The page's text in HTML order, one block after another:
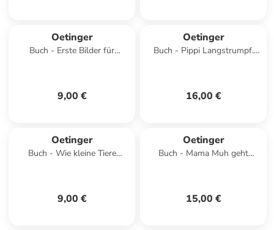
Oetinger
Buch - Erste Bilder für
9,00 €
Oetinger
Buch - Pippi Langstrumpf.
16,00 €
Oetinger
Buch - Wie kleine Tiere
9,00 €
Oetinger
Buch - Mama Muh geht
15,00 €